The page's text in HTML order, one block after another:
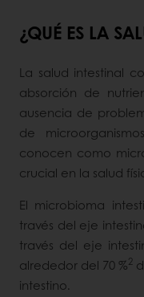
¿QUÉ ES LA
La salud intestinal
absorción de
ausencia de
de
conocen como
crucial en la salud
El microbioma
través del eje
través del eje
alrededor del 70 %2
intestino.